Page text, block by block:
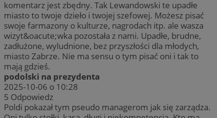
komentarz jest zbędny. Tak Lewandowski te upadłe
miasto to twoje dzieło i twojej szefowej. Możesz pisać
swoje farmazony o kulturze, nagrodach itp. ale wasza
wizyt&oacute;wka pozostała z nami. Upadłe, brudne,
zadłużone, wyludnione, bez przyszłości dla młodych,
miasto Zabrze. Nie ma sensu o tym pisać oni i tak to
mają gdzieś.
podolski na prezydenta
2025-10-06 o 10:28
5 Odpowiedz
Poldi pokazał tym pseudo managerom jak się zarządza.